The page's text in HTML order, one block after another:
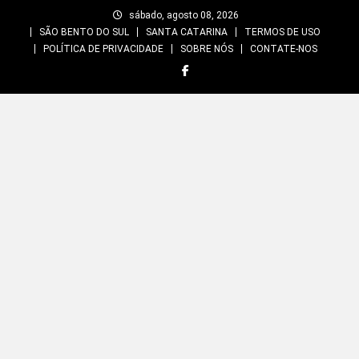
sábado, agosto 08, 2026
SÃO BENTO DO SUL
SANTA CATARINA
TERMOS DE USO
POLÍTICA DE PRIVACIDADE
SOBRE NÓS CONTATE-NOS